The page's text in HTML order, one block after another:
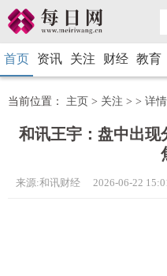
首页 资讯 关注 财经 教育
当前位置： 主页 > 关注 > > 详情
和讯王宇：盘中出现
来源:和讯财经 2026-06-22